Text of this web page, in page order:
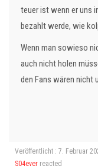
teuer ist wenn er uns
bezahlt werde, wie
Wenn man sowieso
auch nicht holen
den Fans wären nicht
Veröffentlicht : 7. Februar
S04ever reacted